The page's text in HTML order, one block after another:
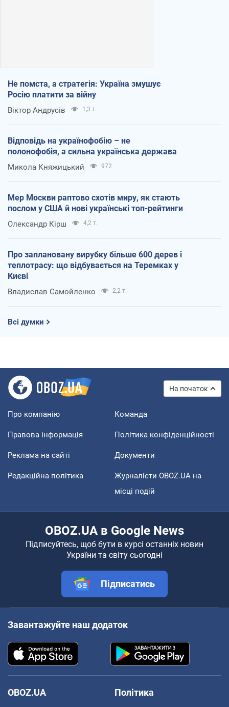
Не помста, а стратегія: Україна змушує
Росію платити за війну
Віктор Андрусів 1,3 т.
Відповідь на українофобію – не
полонофобія, а сильна українська держава
Микола Княжицький 972
Мер Москви раптово схотів миру, як стають
послом у США й нові українські топ-рейтинги
Олександр Кірш 4,2 т.
Про заплановану вирубку більше 600 дерев і
теплотрасу: що відбувається на Теремках у
Києві
Владислав Самойленко 2,2 т.
Всі думки
На початок
Про компанію Команда
Правова інформація Політика конфіденційності
Реклама на сайті Документи
Редакційна політика
Журналісти OBOZ.UA на
місці подій
OBOZ.UA в Google News
Підписуйтесь, щоб бути в курсі останніх новин
України та світу сьогодні
Підписатись
Завантажуйте наш додаток
OBOZ.UA
Політика